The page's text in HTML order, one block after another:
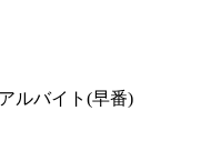
ルバイト(早番)